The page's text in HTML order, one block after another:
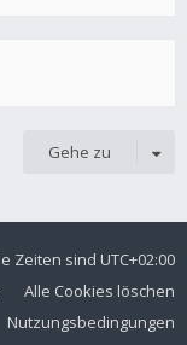
Gehe zu
Zeiten sind UTC+02:00
Alle Cookies löschen
Nutzungsbedingungen